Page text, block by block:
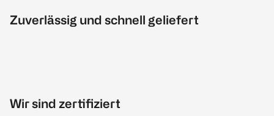
Zuverlässig und schnell geliefert
Wir sind zertifiziert